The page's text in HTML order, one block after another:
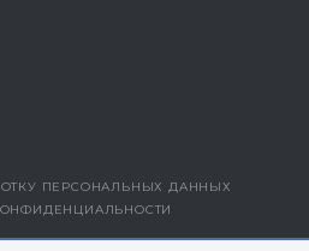
ДЛЯ ПЕЧАТИ
ПЕРСОНАЛЬНЫХ ДАННЫХ